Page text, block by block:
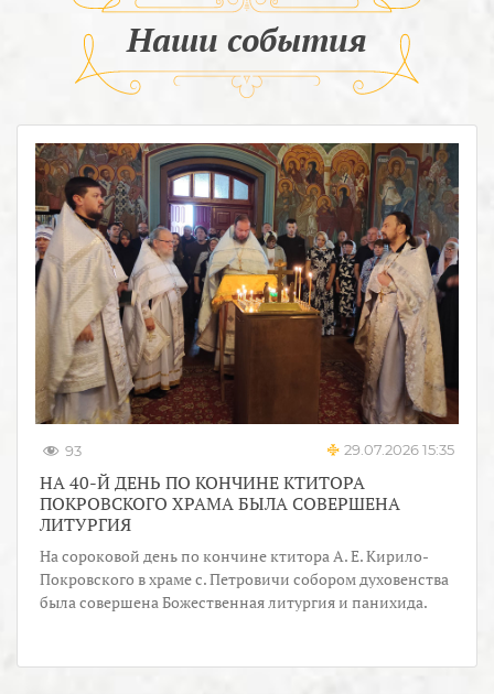
Наши события
93 29.07.2026 15:35
НА 40-Й ДЕНЬ ПО КОНЧИНЕ КТИТОРА
ПОКРОВСКОГО ХРАМА БЫЛА СОВЕРШЕНА
ЛИТУРГИЯ
На сороковой день по кончине ктитора А. Е. Кирило-
Покровского в храме с. Петровичи собором духовенства
была совершена Божественная литургия и панихида.